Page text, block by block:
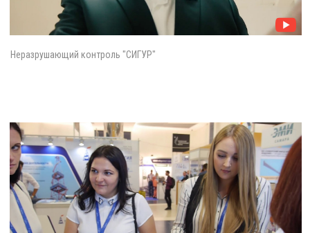
Неразрушающий контроль "СИГУР"